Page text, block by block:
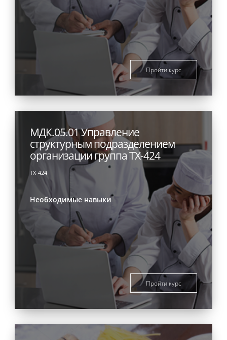
Пройти курс
МДК.05.01 Управление
структурным подразделением
организации группа ТХ-424
ТХ-424
Необходимые навыки
Пройти курс